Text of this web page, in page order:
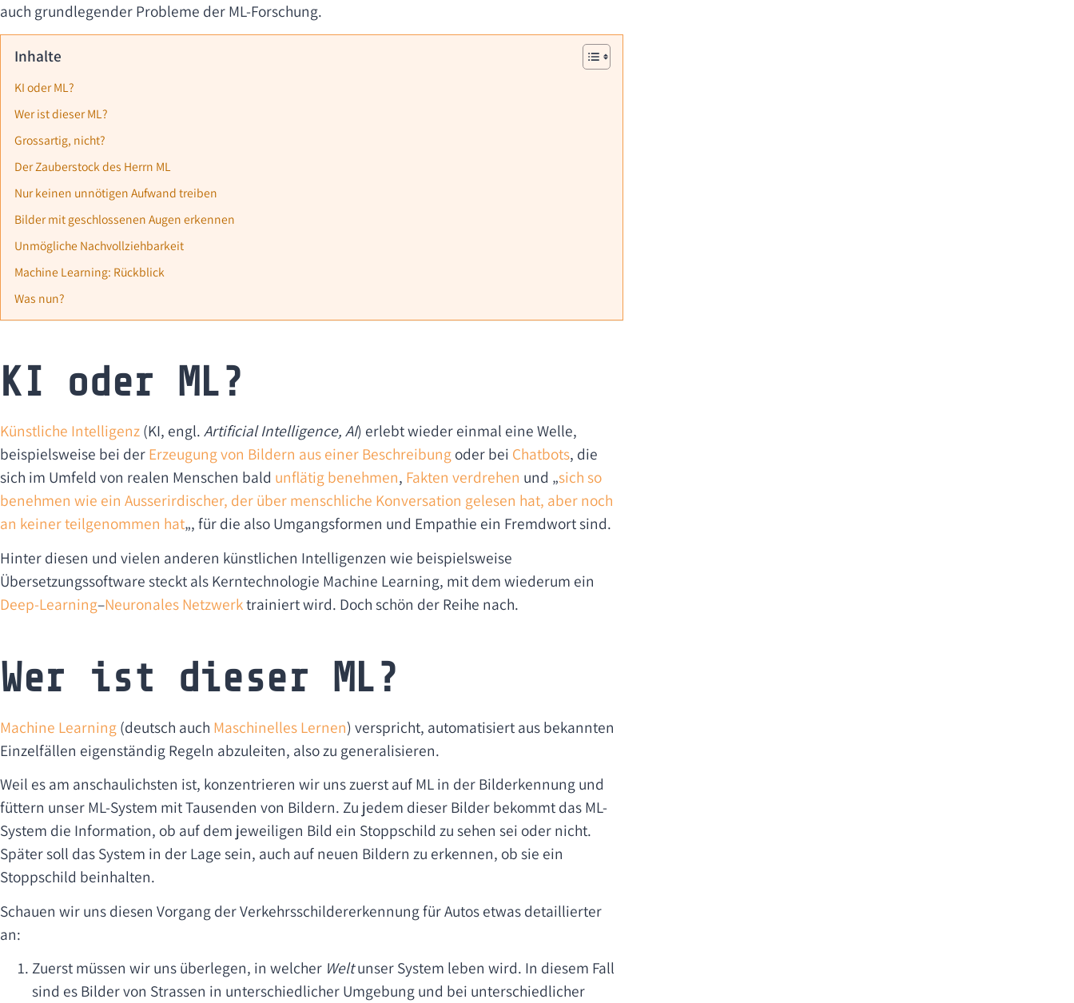
auch grundlegender Probleme der ML-Forschung.
Inhalte
KI oder ML?
Wer ist dieser ML?
Grossartig, nicht?
Der Zauberstock des Herrn ML
Nur keinen unnötigen Aufwand treiben
Bilder mit geschlossenen Augen erkennen
Unmögliche Nachvollziehbarkeit
Machine Learning: Rückblick
Was nun?
KI oder ML?
Künstliche Intelligenz(KI, engl.Artificial Intelligence, AI) erlebt wieder einmal eine Welle,
beispielsweise bei derErzeugung von Bildern aus einer Beschreibungoder bei Chatbots, die
sich im Umfeld von realen Menschen bald unflätig benehmen, Fakten verdrehen und „sich so
be­neh­men wie ein Ausserirdischer, der über menschliche Konversation gelesen hat, aber noch
an keiner teilge­nom­men hat„, für die also Umgangsformen und Empathie ein Fremdwort sind.
Hinter diesen und vielen anderen künstlichen Intelligenzen wie beispielsweise
Übersetzungssoftware steckt als Kerntechnologie Machine Learning, mit dem wiederum ein
Deep-Learning–Neuronales Netzwerktrainiert wird. Doch schön der Reihe nach.
Wer ist dieser ML?
Machine Learning(deutsch auch Maschinelles Lernen) verspricht, automatisiert aus bekannten
Einzelfällen eigenständig Regeln abzuleiten, also zu generalisieren.
Weil es am anschaulichsten ist, konzentrieren wir uns zuerst auf ML in der Bilderkennung und
füttern unser ML-System mit Tausenden von Bildern. Zu jedem dieser Bilder bekommt das ML-
System die Information, ob auf dem jeweiligen Bild ein Stoppschild zu sehen sei oder nicht.
Später soll das System in der Lage sein, auch auf neuen Bildern zu erkennen, ob sie ein
Stoppschild beinhalten.
Schauen wir uns diesen Vorgang der Verkehrsschildererkennung für Autos etwas detaillierter
an:
Zuerst müssen wir uns überlegen, in welcher Weltunser System leben wird. In diesem Fall
sind es Bilder von Strassen in unterschiedlicher Umgebung und bei unterschiedlicher